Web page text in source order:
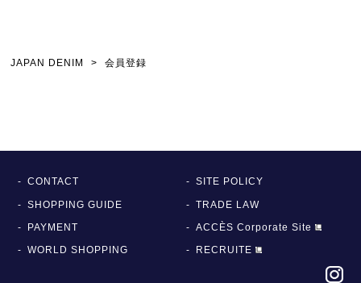
JAPAN DENIM 会員登録
CONTACT
SHOPPING GUIDE
PAYMENT
WORLD SHOPPING
SITE POLICY
TRADE LAW
ACCÈS Corporate Site
RECRUITE